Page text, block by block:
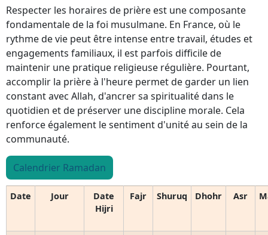
Respecter les horaires de prière est une composante
fondamentale de la foi musulmane. En France, où le
rythme de vie peut être intense entre travail, études et
engagements familiaux, il est parfois difficile de
maintenir une pratique religieuse régulière. Pourtant,
accomplir la prière à l'heure permet de garder un lien
constant avec Allah, d'ancrer sa spiritualité dans le
quotidien et de préserver une discipline morale. Cela
renforce également le sentiment d'unité au sein de la
communauté.
Calendrier Ramadan
Date Jour
Date
Hijri
Fajr Shuruq Dhohr Asr